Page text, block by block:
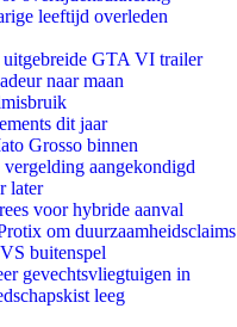
leeftijd overleden
uitgebreide GTA VI trailer
naar maan
dit jaar
Grosso binnen
aangekondigd
later
voor hybride aanval
om duurzaamheidsclaims
buitenspel
gevechtsvliegtuigen in
leeg